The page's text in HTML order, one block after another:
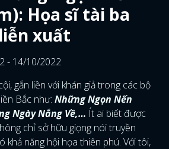
Họa sĩ tài ba
xuất
- 14/10/2022
gắn liền với khán giả trong các bộ
Bắc như: Những Ngọn Nến
Ngày Nắng Về,… Ít ai biết được
chỉ sở hữu giọng nói truyền
khả năng hội họa thiên phú. Với tôi,